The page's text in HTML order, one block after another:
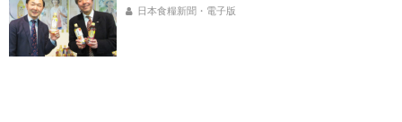
日本食糧新聞・電子版